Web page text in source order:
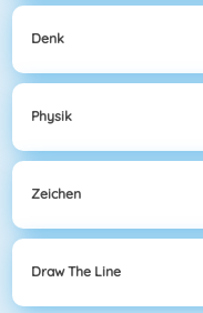
Denk
Physik
Zeichen
Draw The Line